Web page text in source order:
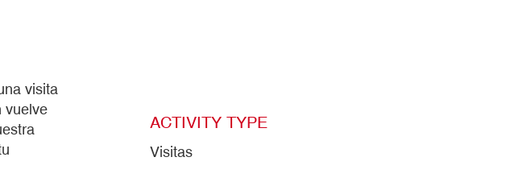
visita
vuelve
ACTIVITY TYPE
Visitas